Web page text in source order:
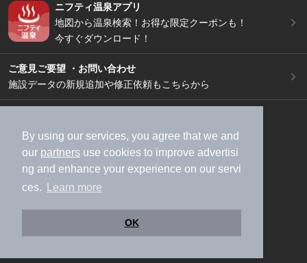
By using our services, you agree that we and
our partners use cookies to improve advertisi
ng and enhance your experience on our servi
ces.
Learn more
OK
ニフティ温泉アプリ
地図から温泉検索！お得な限定クーポンも！
今すぐダウンロード！
ご意見ご要望 ・お問い合わせ
施設データの新規追加や修正依頼もこちらから
加盟店募集（資料請求）
広告出稿のご案内
利用規約
ライフスタイルMEMBERS+規約
特定商取引法に基づく表記
ヘルプ
採用情報
運営会社